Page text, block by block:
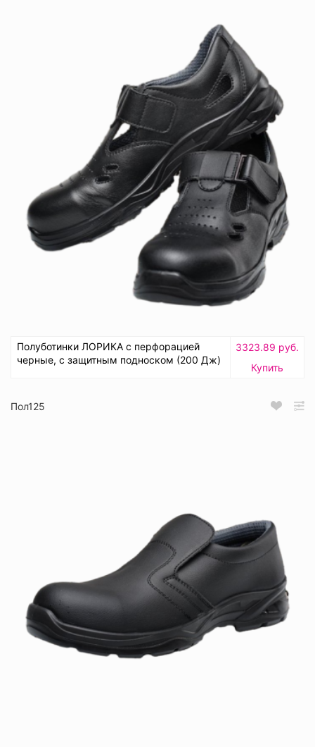
Полуботинки ЛОРИКА с перфорацией
черные, с защитным подноском (200 Дж)
3323.89 руб.
Купить
Пол125